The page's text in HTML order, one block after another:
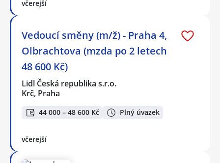
včerejší
Vedoucí směny (m/ž) - Praha 4,
Olbrachtova (mzda po 2 letech
48 600 Kč)
Lidl Česká republika s.r.o.
Krč, Praha
44 000 – 48 600 Kč Plný úvazek
včerejší